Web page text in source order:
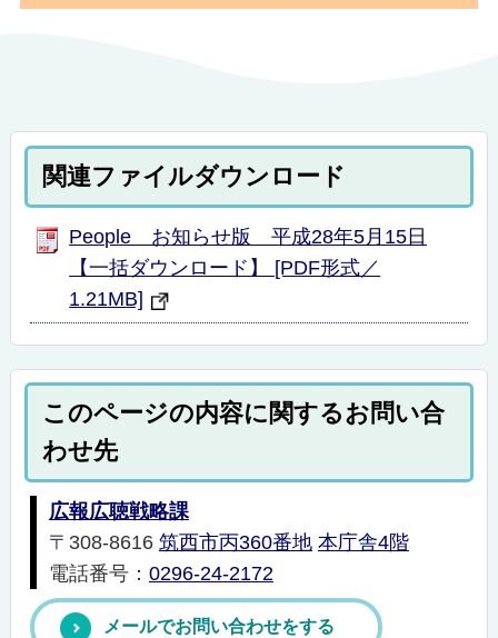
関連ファイルダウンロード
People お知らせ版 平成28年5月15日
【一括ダウンロード】 [PDF形式／
1.21MB]
このページの内容に関するお問い合
わせ先
広報広聴戦略課
〒308-8616 筑西市丙360番地 本庁舎4階
電話番号： 0296-24-2172
メールでお問い合わせをする